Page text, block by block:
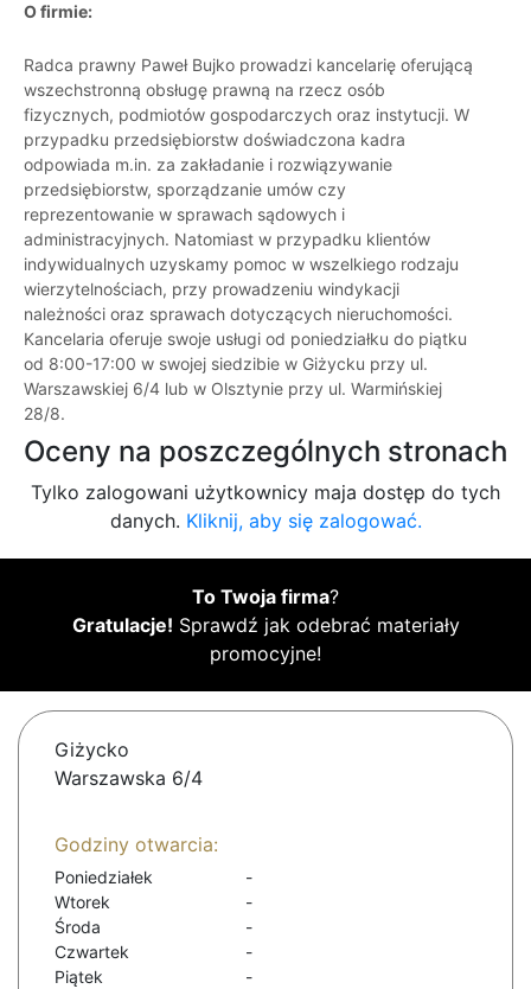
O firmie:
Radca prawny Paweł Bujko prowadzi kancelarię oferującą
wszechstronną obsługę prawną na rzecz osób
fizycznych, podmiotów gospodarczych oraz instytucji. W
przypadku przedsiębiorstw doświadczona kadra
odpowiada m.in. za zakładanie i rozwiązywanie
przedsiębiorstw, sporządzanie umów czy
reprezentowanie w sprawach sądowych i
administracyjnych. Natomiast w przypadku klientów
indywidualnych uzyskamy pomoc w wszelkiego rodzaju
wierzytelnościach, przy prowadzeniu windykacji
należności oraz sprawach dotyczących nieruchomości.
Kancelaria oferuje swoje usługi od poniedziałku do piątku
od 8:00-17:00 w swojej siedzibie w Giżycku przy ul.
Warszawskiej 6/4 lub w Olsztynie przy ul. Warmińskiej
28/8.
Oceny na poszczególnych stronach
Tylko zalogowani użytkownicy maja dostęp do tych
danych. Kliknij, aby się zalogować.
To Twoja firma?
Gratulacje! Sprawdź jak odebrać materiały
promocyjne!
Giżycko
Warszawska 6/4
Godziny otwarcia:
Poniedziałek
-
Wtorek
-
Środa
-
Czwartek
-
Piątek
-